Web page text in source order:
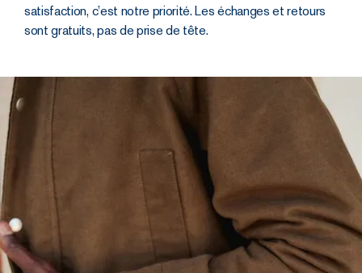
satisfaction, c’est notre priorité. Les échanges et retours
sont gratuits, pas de prise de tête.